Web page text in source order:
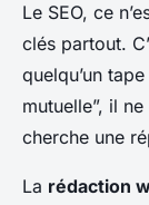
Le SEO, ce
clés partout.
quelqu’un
mutuelle”, il
cherche une
La rédaction